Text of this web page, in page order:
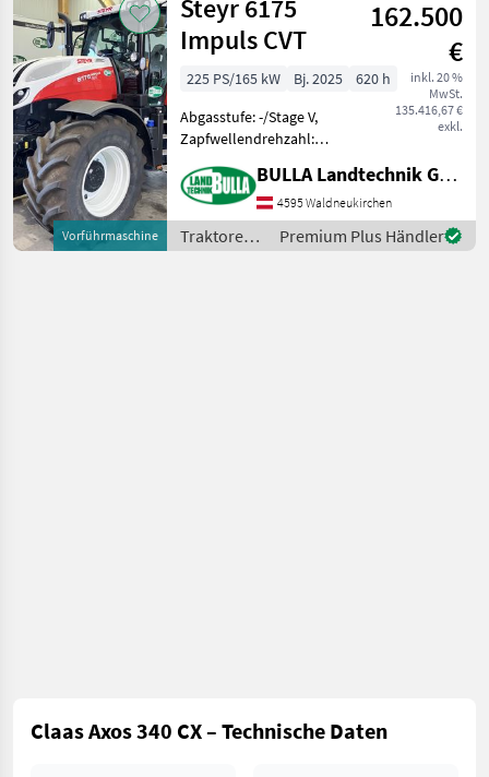
Vorführmaschine
Steyr 6175
Impuls CVT
162.500
€
inkl. 20 %
MwSt.
135.416,67 €
exkl.
225 PS/165 kW Bj. 2025
620 h
Abgasstufe: -/Stage V,
Zapfwellendrehzahl:
Bolzengröße
Anhängevorrichtung (mm):
38mm, Aufladung:
Turbolader mit
BULLA Landtechnik GmbH
4595 Waldneukirchen
Traktoren /
Steyr
Premium Plus Händler
Claas Axos 340 CX – Technische Daten